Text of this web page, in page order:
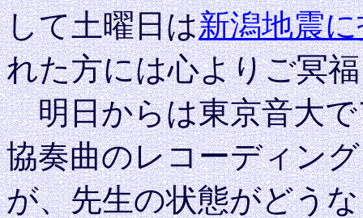
して土曜日は新潟地震
れた方には心よりご冥
明日からは東京音大で
協奏曲のレコーディン
が、先生の状態がどう